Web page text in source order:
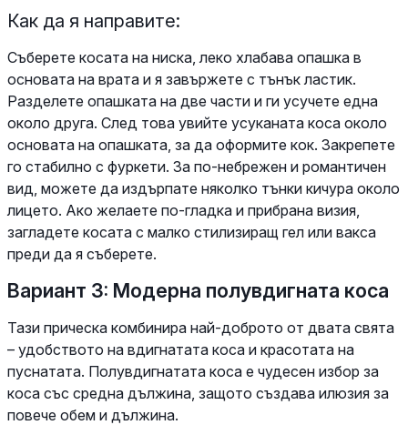
Как да я направите:
Съберете косата на ниска, леко хлабава опашка в
основата на врата и я завържете с тънък ластик.
Разделете опашката на две части и ги усучете една
около друга. След това увийте усуканата коса около
основата на опашката, за да оформите кок. Закрепете
го стабилно с фуркети. За по-небрежен и романтичен
вид, можете да издърпате няколко тънки кичура около
лицето. Ако желаете по-гладка и прибрана визия,
загладете косата с малко стилизиращ гел или вакса
преди да я съберете.
Вариант 3: Модерна полувдигната коса
Тази прическа комбинира най-доброто от двата свята
– удобството на вдигнатата коса и красотата на
пуснатата. Полувдигнатата коса е чудесен избор за
коса със средна дължина, защото създава илюзия за
повече обем и дължина.